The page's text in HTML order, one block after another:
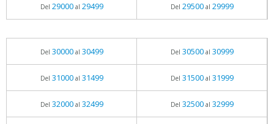
Del 29000al 29499 Del 29500al 29999
Del 30000al 30499 Del 30500al 30999
Del 31000al 31499 Del 31500al 31999
Del 32000al 32499 Del 32500al 32999